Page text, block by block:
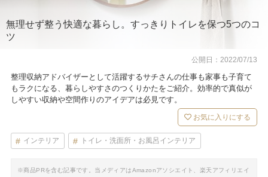
無理せず整う快適な暮らし。すっきりトイレを保つ5つのコ
ツ
公開日：2022/07/13
整理収納アドバイザーとして活躍するサチさんの仕事も家事も子育て
もラクになる、暮らしやすさのつくりかたをご紹介。効率的で真似が
しやすい収納や空間作りのアイデアは必見です。
お気に入りにする
インテリア トイレ・洗面所・お風呂インテリア
※商品PRを含む記事です。当メディアはAmazonアソシエイト、楽天アフィリエイ